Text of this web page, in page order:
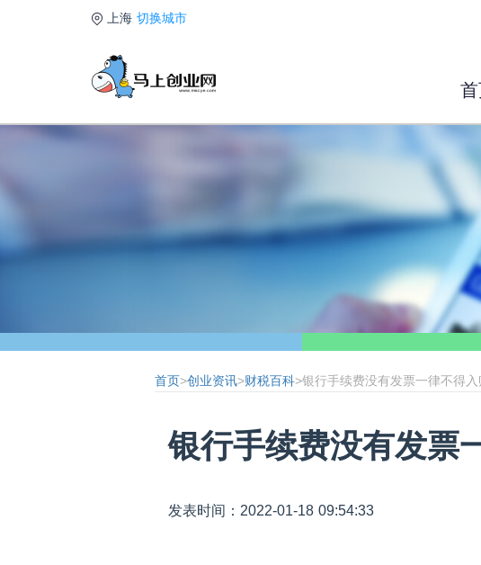
上海 切换城市
首页>创业资讯>财税百科>银行手续费没有发票一律不得
银行手续费没有发票
发表时间：2022-01-18 09:54:33